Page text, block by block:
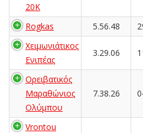
20K
Rogkas 5.56.48
Χειμωνιάτικος
Ενιπέας
3.29.06
Ορειβατικός
Μαραθώνιος
Ολύμπου
7.38.26
Vrontou